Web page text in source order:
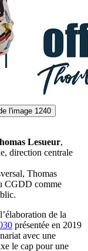
l'image 1240
Lesueur,
direction centrale
Thomas
CGDD comme
de la
présentée en 2019
avec une
le cap pour une